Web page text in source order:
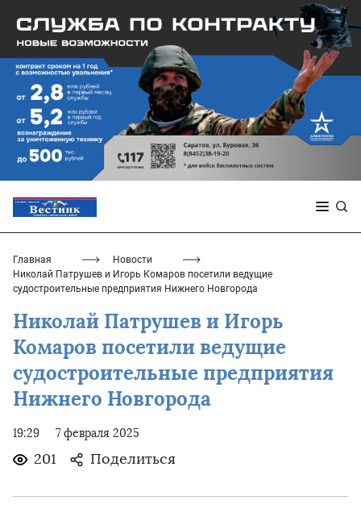
Главная
Новости
Николай Патрушев и Игорь Комаров посетили ведущие
судостроительные предприятия Нижнего Новгорода
Николай Патрушев и Игорь
Комаров посетили ведущие
судостроительные предприятия
Нижнего Новгорода
19:29 7 февраля 2025
201 Поделиться